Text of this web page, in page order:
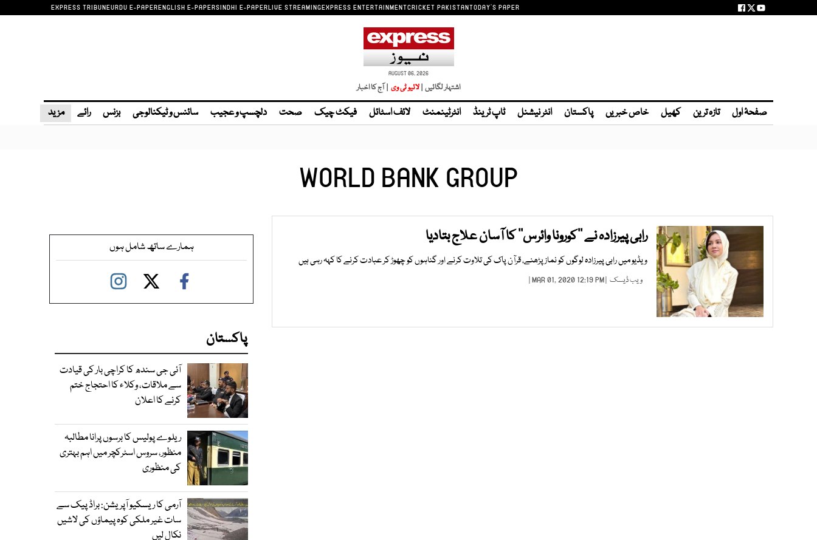
EXPRESS TRIBUNEURDU E-PAPERENGLISH E-PAPERSINDHI E-PAPERLIVE STREAMINGEXPRESS ENTERTAINMENTCRICKET PAKISTANTODAY'S PAPER
AUGUST 06, 2026
اشتہار لگائیں | | آج کا اخبار
صفحۂ اول تازہ ترین کھیل خاص خبریں پاکستان انٹر نیشنل ٹاپ ٹرینڈ انٹرٹینمنٹ لائف اسٹائل فیکٹ چیک صحت دلچسپ و عجیب سائنس و ٹیکنالوجی بزنس رائے مزید
WORLD BANK GROUP
رابی پیرزادہ نے ’’کورونا وائرس‘‘ کا آسان علاج بتادیا
ویڈیو میں رابی پیرزادہ لوگوں کو نماز پڑھنے، قرآن پاک کی تلاوت کرنے اور گناہوں کو چھوڑ کر عبادت کرنے کا کہہ رہی ہیں
ویب ڈیسک | MAR 01, 2020 12:19 PM |
ہمارے ساتھ شامل ہوں
پاکستان
آئی جی سندھ کا کراچی بار کی قیادت
سے ملاقات، وکلاء کا احتجاج ختم
کرنے کا اعلان
ریلوے پولیس کا برسوں پرانا مطالبہ
منظور، سروس اسٹرکچر میں اہم بہتری
کی منظوری
آرمی کا ریسکیو آپریشن: براڈ پیک سے
سات غیر ملکی کوہ پیماؤں کی لاشیں
نکال لیں